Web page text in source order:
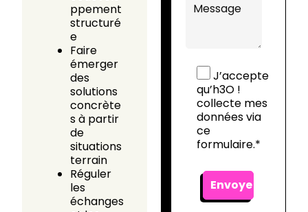
ppement
structuré
e
Faire
émerger
des
solutions
concrète
s à partir
de
situations
terrain
Réguler
les
échanges
J’accepte
qu’h3O !
collecte mes
données via
ce
formulaire.*